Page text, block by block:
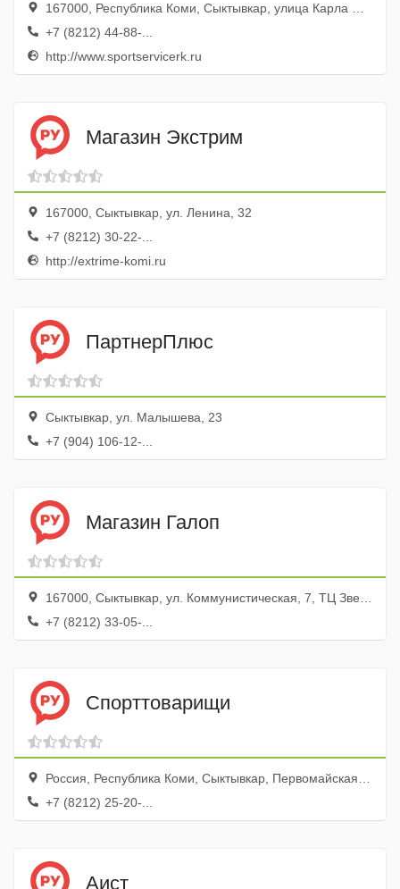
167000, Республика Коми, Сыктывкар, улица Карла Маркса, 213
+7 (8212) 44-88-...
http://www.sportservicerk.ru
Магазин Экстрим
167000, Сыктывкар, ул. Ленина, 32
+7 (8212) 30-22-...
http://extrime-komi.ru
ПартнерПлюс
Сыктывкар, ул. Малышева, 23
+7 (904) 106-12-...
Магазин Галоп
167000, Сыктывкар, ул. Коммунистическая, 7, ТЦ Звездный, эт. 3
+7 (8212) 33-05-...
Спорттоварищи
Россия, Республика Коми, Сыктывкар, Первомайская улица, 78, каб. 41
+7 (8212) 25-20-...
Аист